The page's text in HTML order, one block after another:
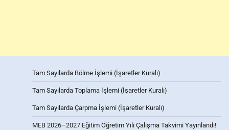
Tam Sayılarda Bölme İşlemi (İşaretler Kuralı)
Tam Sayılarda Toplama İşlemi (İşaretler Kuralı)
Tam Sayılarda Çarpma İşlemi (İşaretler Kuralı)
MEB 2026–2027 Eğitim Öğretim Yılı Çalışma Takvimi Yayınlandı!